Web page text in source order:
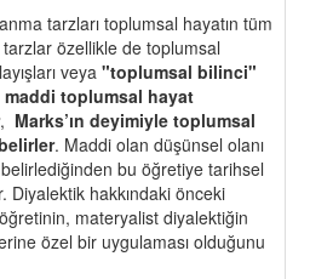
tarzları toplumsal hayatın tüm
tarzlar özellikle de toplumsal
veya "toplumsal bilinci"
maddi toplumsal hayat
, Marks’ın deyimiyle toplumsal
. Maddi olan düşünsel olanı
bu öğretiye tarihsel
Diyalektik hakkındaki önceki
materyalist diyalektiğin
özel bir uygulaması olduğunu